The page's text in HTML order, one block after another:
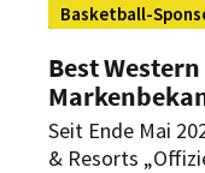
Basketball-
Best
Seit Ende Mai
& Resorts